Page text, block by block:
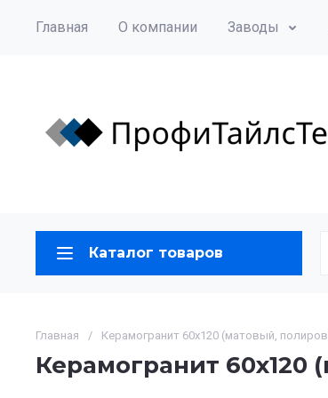
Главная О компании Заводы
Каталог товаров
Главная / Керамогранит 60х120 (матовый,
Керамогранит